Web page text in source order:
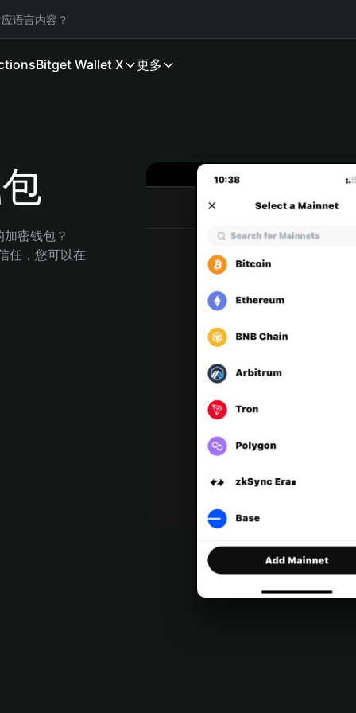
语言内容？
Bitget Wallet X 更多
密钱包？
任，您可以在